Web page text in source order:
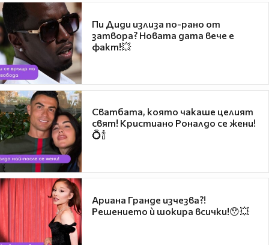
Пи Диди излиза по-рано от
затвора? Новата дата вече е
факт!💥
Сватбата, която чакаше целият
свят! Кристиано Роналдо се жени!
💍🍾
Ариана Гранде изчезва?!
Решението ѝ шокира всички!😯💥